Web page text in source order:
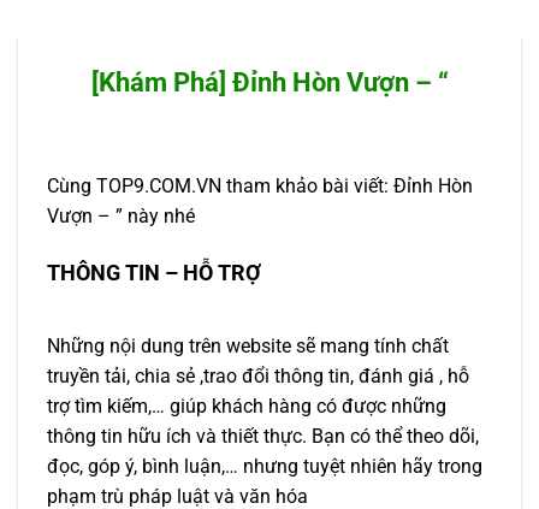
[Khám Phá] Đỉnh Hòn Vượn – “
Cùng TOP9.COM.VN tham khảo bài viết: Đỉnh Hòn
Vượn – ” này nhé
THÔNG TIN – HỖ TRỢ
Những nội dung trên website sẽ mang tính chất
truyền tải, chia sẻ ,trao đổi thông tin, đánh giá , hỗ
trợ tìm kiếm,… giúp khách hàng có được những
thông tin hữu ích và thiết thực. Bạn có thể theo dõi,
đọc, góp ý, bình luận,… nhưng tuyệt nhiên hãy trong
phạm trù pháp luật và văn hóa